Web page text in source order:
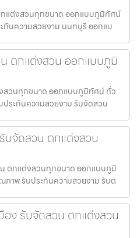
แต่งสวนทุกขนาด ออกแบบภูมิทัศน์
กันความสวยงาม นนทบุรี ออกแบ
ตกแต่งสวน ออกแบบภูมิ
สวนทุกขนาด ออกแบบภูมิทัศน์ ทั่ว
ประกันความสวยงาม รับจัดสวน
จัดสวน ตกแต่งสวน
ตกแต่งสวนทุกขนาด ออกแบบภูมิ
ภาพ รับประกันความสวยงาม รับต
ง รับจัดสวน ตกแต่งสวน